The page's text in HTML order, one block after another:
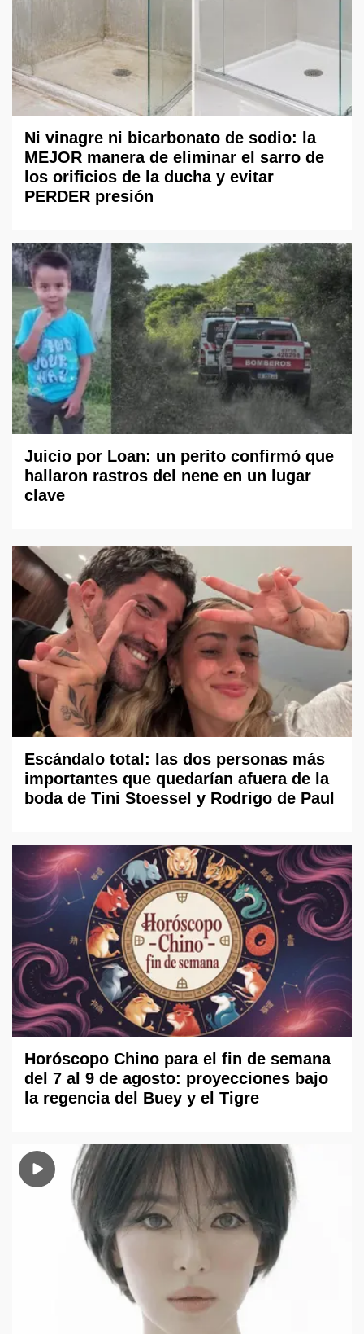
Ni vinagre ni bicarbonato de sodio: la
MEJOR manera de eliminar el sarro de
los orificios de la ducha y evitar
PERDER presión
Juicio por Loan: un perito confirmó que
hallaron rastros del nene en un lugar
clave
Escándalo total: las dos personas más
importantes que quedarían afuera de la
boda de Tini Stoessel y Rodrigo de Paul
Horóscopo Chino para el fin de semana
del 7 al 9 de agosto: proyecciones bajo
la regencia del Buey y el Tigre